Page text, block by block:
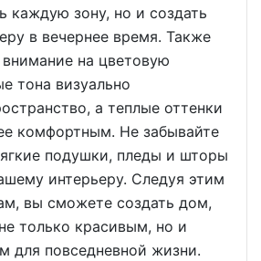
каждую зону, но и создать
в вечернее время. Также
на цветовую
тона визуально
а теплые оттенки
комфортным. Не забывайте
подушки, пледы и шторы
интерьеру. Следуя этим
вы сможете создать дом,
только красивым, но и
для повседневной жизни.